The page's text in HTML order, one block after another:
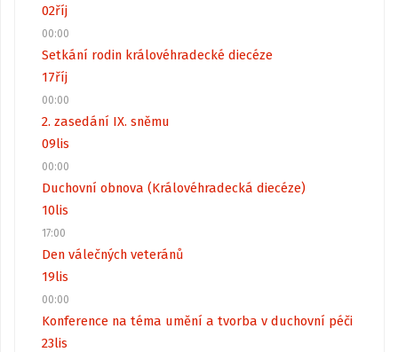
02říj
00:00
Setkání rodin královéhradecké diecéze
17říj
00:00
2. zasedání IX. sněmu
09lis
00:00
Duchovní obnova (Královéhradecká diecéze)
10lis
17:00
Den válečných veteránů
19lis
00:00
Konference na téma umění a tvorba v duchovní péči
23lis